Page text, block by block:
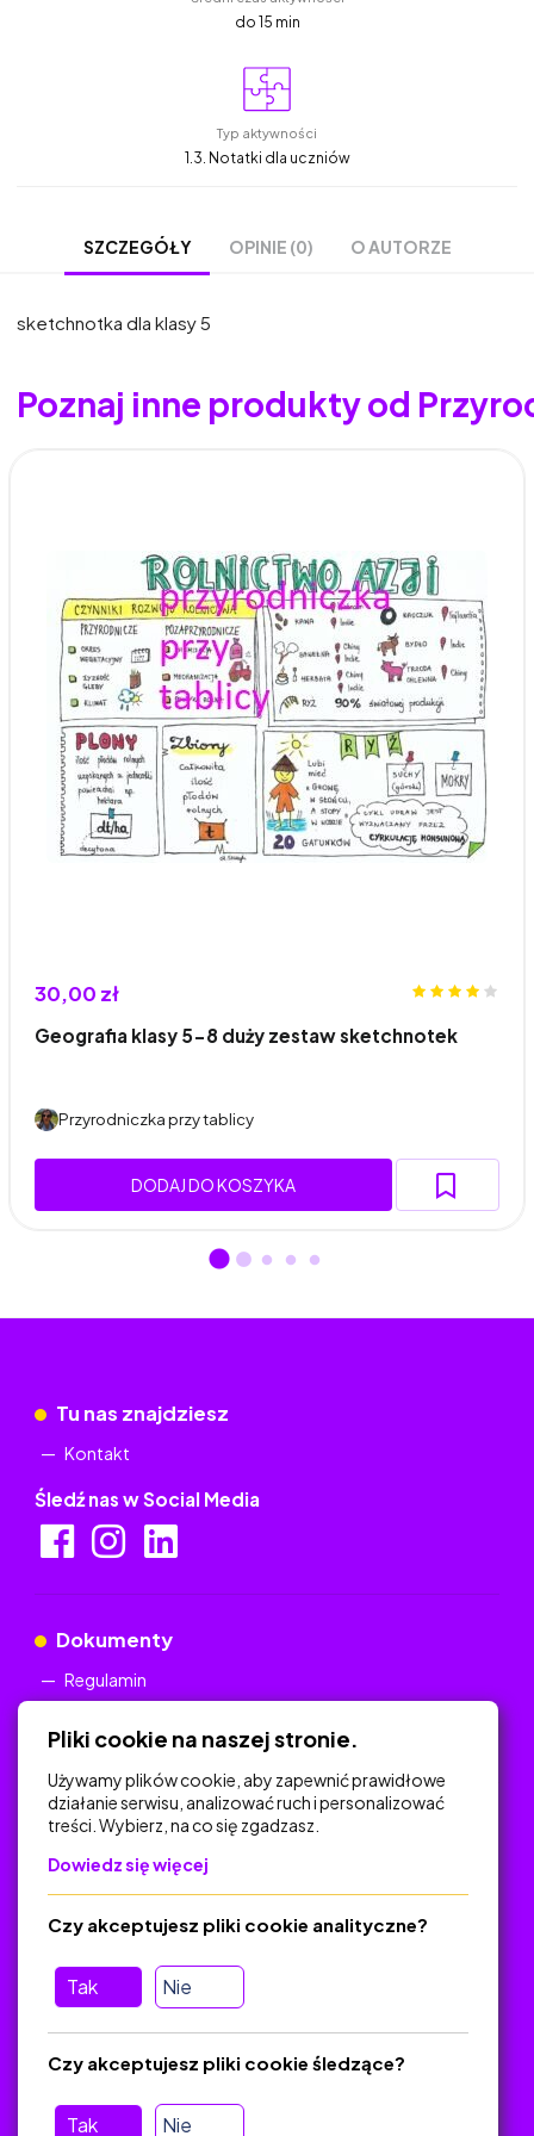
do 15 min
Typ aktywności
1.3. Notatki dla uczniów
SZCZEGÓŁY OPINIE (0) O AUTORZE
sketchnotka dla klasy 5
Poznaj inne produkty od
30,00 zł
Geografia klasy 5-8 duży zestaw sketchnotek
Przyrodniczka przy tablicy
DODAJ DO KOSZYKA
Tu nas znajdziesz
Kontakt
Śledź nas w Social Media
Dokumenty
Regulamin
Na skróty
Polityka Prywatności
O platformie
Baza materiałów dydaktycznych
Jak zostać autorem
Pliki cookie na naszej stronie.
Używamy plików cookie, aby zapewnić prawidłowe
działanie serwisu, analizować ruch i personalizować
treści. Wybierz, na co się zgadzasz.
Dowiedz się więcej
Tak Nie
Czy akceptujesz pliki cookie analityczne?
Tak Nie
Czy akceptujesz pliki cookie śledzące?